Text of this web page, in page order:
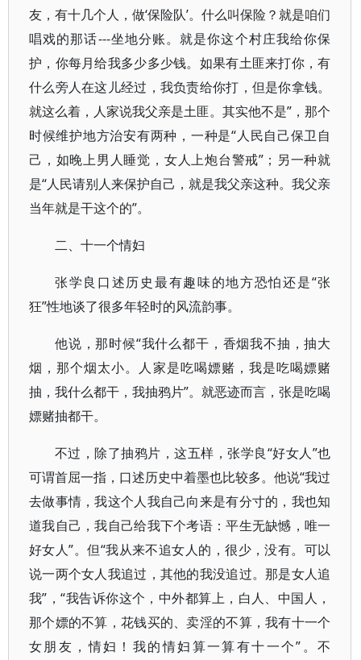
友，有十几个人，做‘保险队’。什么叫保险？就是咱们
唱戏的那话---坐地分账。就是你这个村庄我给你保
护，你每月给我多少多少钱。如果有土匪来打你，有
什么旁人在这儿经过，我负责给你打，但是你拿钱。
就这么着，人家说我父亲是土匪。其实他不是”，那个
时候维护地方治安有两种，一种是“人民自己保卫自
己，如晚上男人睡觉，女人上炮台警戒”；另一种就
是“人民请别人来保护自己，就是我父亲这种。我父亲
当年就是干这个的”。
二、十一个情妇
张学良口述历史最有趣味的地方恐怕还是“张
狂”性地谈了很多年轻时的风流韵事。
他说，那时候“我什么都干，香烟我不抽，抽大
烟，那个烟太小。人家是吃喝嫖赌，我是吃喝嫖赌
抽，我什么都干，我抽鸦片”。就恶迹而言，张是吃喝
嫖赌抽都干。
不过，除了抽鸦片，这五样，张学良“好女人”也
可谓首屈一指，口述历史中着墨也比较多。他说“我过
去做事情，我这个人我自己向来是有分寸的，我也知
道我自己，我自己给我下个考语：平生无缺憾，唯一
好女人”。但“我从来不追女人的，很少，没有。可以
说一两个女人我追过，其他的我没追过。那是女人追
我”，“我告诉你这个，中外都算上，白人、中国人，
那个嫖的不算，花钱买的、卖淫的不算，我有十一个
女朋友，情妇！我的情妇算一算有十一个”。不